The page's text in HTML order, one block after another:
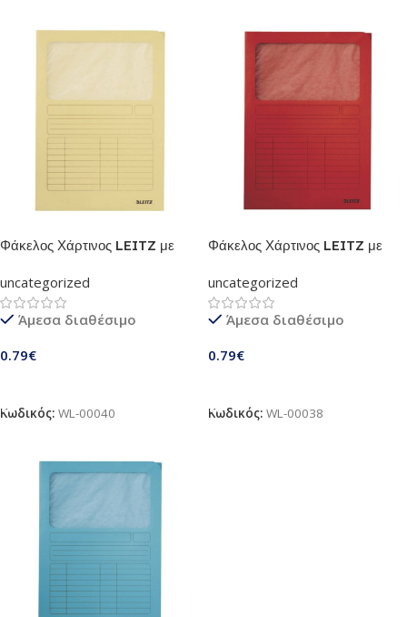
Φάκελος Χάρτινος LEITZ με
uncategorized
Άμεσα διαθέσιμο
0.79€
Κωδικός: WL-00040
Φάκελος Χάρτινος LEITZ με
uncategorized
Άμεσα διαθέσιμο
0.79€
Κωδικός: WL-00038